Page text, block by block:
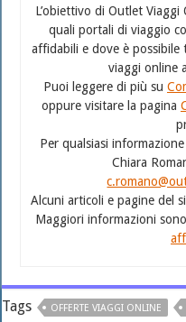
L’obiettivo di Outlet
quali portali di viaggio
affidabili e dove è possibile
viaggi online
Puoi leggere di più su
oppure visitare la pagina
Per qualsiasi
Chiara
Alcuni articoli e pagine del
Maggiori informazioni
Tags OFFERTE VIAGGI ONLINE